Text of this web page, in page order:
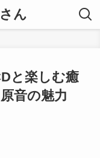
ん
と楽しむ癒
音の魅力